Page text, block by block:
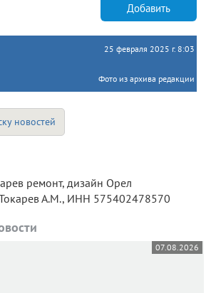
Добавить
25 февраля 2025 г. 8:03
Фото из архива редакции
новостей
А.М., ИНН 575402478570
07.08.2026